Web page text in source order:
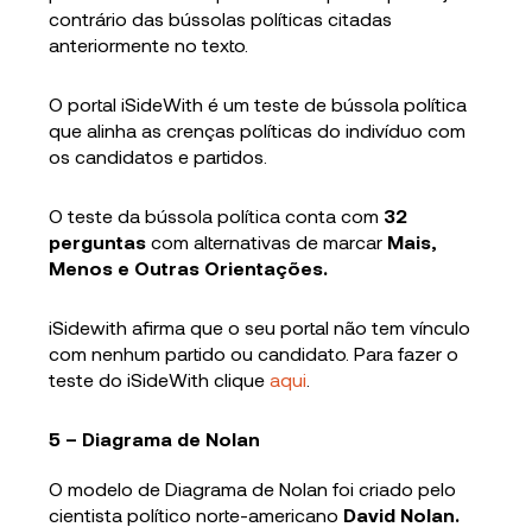
contrário das bússolas políticas citadas
anteriormente no texto.
O portal iSideWith é um teste de bússola política
que alinha as crenças políticas do indivíduo com
os candidatos e partidos.
O teste da bússola política conta com 32
perguntas com alternativas de marcar Mais,
Menos e Outras Orientações.
iSidewith afirma que o seu portal não tem vínculo
com nenhum partido ou candidato. Para fazer o
teste do iSideWith cliqueaqui
5 – Diagrama de Nolan
O modelo de Diagrama de Nolan foi criado pelo
cientista político norte-americano David Nolan.